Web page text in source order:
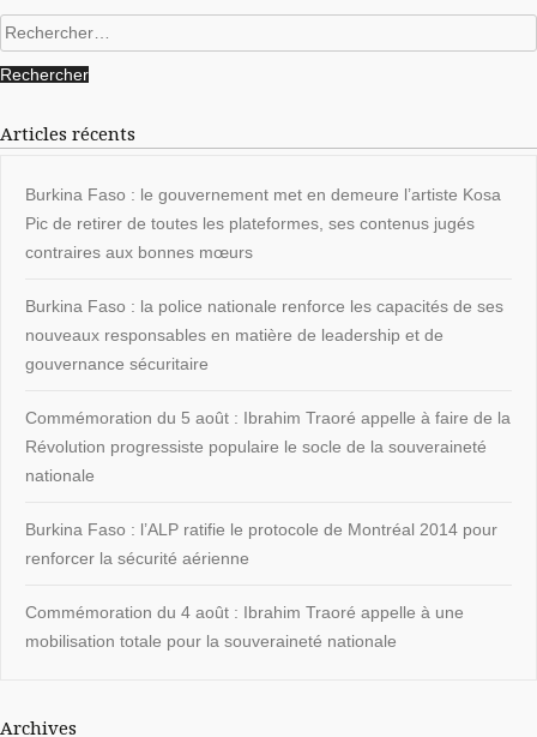
Rechercher :
Articles récents
Burkina Faso : le gouvernement met en demeure l’artiste Kosa
Pic de retirer de toutes les plateformes, ses contenus jugés
contraires aux bonnes mœurs
Burkina Faso : la police nationale renforce les capacités de ses
nouveaux responsables en matière de leadership et de
gouvernance sécuritaire
Commémoration du 5 août : Ibrahim Traoré appelle à faire de la
Révolution progressiste populaire le socle de la souveraineté
nationale
Burkina Faso : l’ALP ratifie le protocole de Montréal 2014 pour
renforcer la sécurité aérienne
Commémoration du 4 août : Ibrahim Traoré appelle à une
mobilisation totale pour la souveraineté nationale
Archives